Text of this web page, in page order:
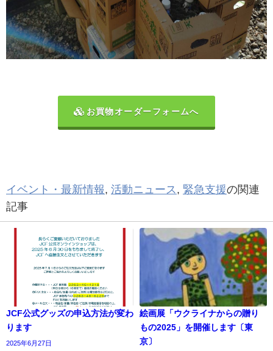
お買物オーダーフォームへ
イベント・最新情報, 活動ニュース , 緊急支援の関連
記事
JCF公式グッズの申込方法が変わ
ります
2025年6月27日
絵画展「ウクライナからの贈り
もの2025」を開催します〔東
京〕